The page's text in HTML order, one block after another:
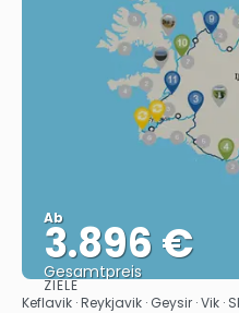
Ab
3.896 €
Gesamtpreis
ZIELE
Keflavik · Reykjavik · Geysir · Vik